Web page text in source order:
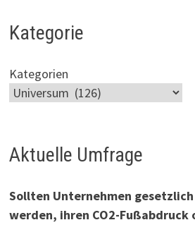
Kategorie
Kategorien
Aktuelle Umfrage
Sollten Unternehmen
werden, ihren CO2-Fußabdruck